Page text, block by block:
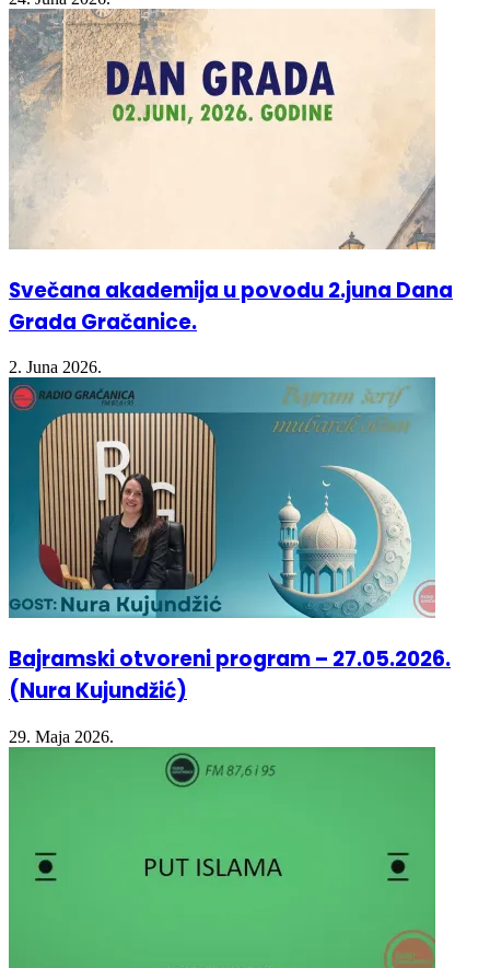
Svečana akademija u povodu 2.juna Dana
Grada Gračanice.
2. Juna 2026.
Bajramski otvoreni program – 27.05.2026.
(Nura Kujundžić)
29. Maja 2026.